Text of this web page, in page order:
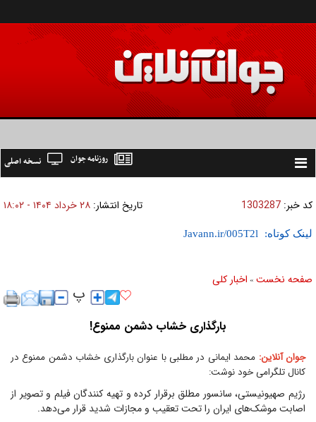
Toggle
نسخه اصلی روزنامه جوان
کد خبر: 1303287 تاریخ انتشار: ۲۸ خرداد ۱۴۰۴ - ۱۸:۰۲
لینک کوتاه:
صفحه نخست » اخبار كلی
بارگذاری خشاب دشمن ممنوع!
جوان آنلاین: محمد ایمانی در مطلبی با عنوان بارگذاری خشاب دشمن ممنوع در
کانال تلگرامی خود نوشت:
رژیم صهیونیستی، سانسور مطلق برقرار کرده و تهیه کنندگان فیلم و تصویر از
اصابت موشک‌های ایران را تحت تعقیب و مجازات شدید قرار می‌دهد.